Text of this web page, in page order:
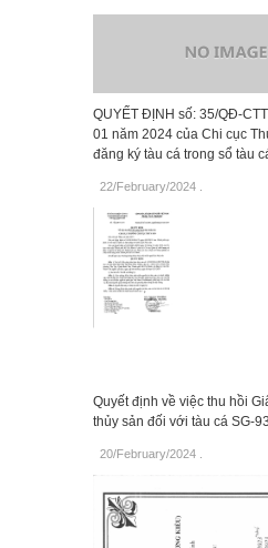
QUYẾT ĐỊNH số: 35/QĐ-
01 năm 2024 của Chi cục
đăng ký tàu cá trong sổ tàu
22/February/2024.
Quyết định về việc thu hồi
thủy sản đối với tàu cá SG-
20/February/2024.